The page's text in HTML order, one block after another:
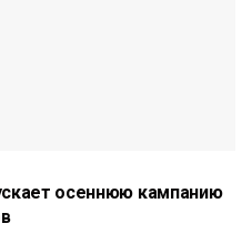
осеннюю кампанию